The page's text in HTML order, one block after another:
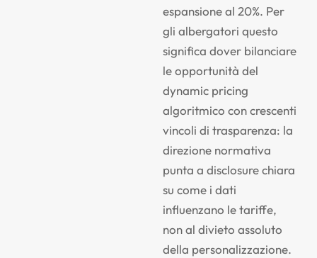
espansione al 20%. Per
gli albergatori questo
significa dover bilanciare
le opportunità del
dynamic pricing
algoritmico con crescenti
vincoli di trasparenza: la
direzione normativa
punta a disclosure chiara
su come i dati
influenzano le tariffe,
non al divieto assoluto
della personalizzazione.